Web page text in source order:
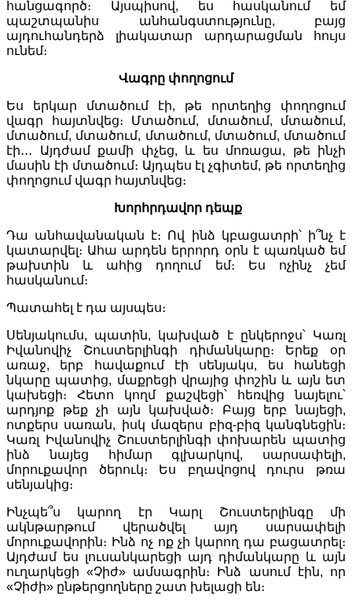
հանցագործ։ Այսպիսով, ես հասկանում եմ
պաշտպանիս անհանգստությունը, բայց
այդուհանդերձ լիակատար արդարացման հույս
ունեմ։
Վագրը փողոցում
Ես երկար մտածում էի, թե որտեղից փողոցում
վագր հայտնվեց։ Մտածում, մտածում, մտածում,
մտածում, մտածում, մտածում, մտածում, մտածում
էի․․․ Այդժամ քամի փչեց, և ես մոռացա, թե ինչի
մասին էի մտածում։ Այդպես էլ չգիտեմ, թե որտեղից
փողոցում վագր հայտնվեց։
Խորհրդավոր դեպք
Դա անհավանական է։ Ով ինձ կբացատրի՝ ի՞նչ է
կատարվել։ Ահա արդեն երրորդ օրն է պառկած եմ
թախտին և ահից դողում եմ։ Ես ոչինչ չեմ
հասկանում։
Պատահել է դա այսպես։
Սենյակումս, պատին, կախված է ընկերոջս՝ Կառլ
Իվանովիչ Շուստերլինգի դիմանկարը։ Երեք օր
առաջ, երբ հավաքում էի սենյակս, ես հանեցի
նկարը պատից, մաքրեցի վրայից փոշին և այն ետ
կախեցի։ Հետո կողմ քաշվեցի՝ հեռվից նայելու՝
արդյոք թեք չի այն կախված։ Բայց երբ նայեցի,
ոտքերս սառան, իսկ մազերս բիզ-բիզ կանգնեցին։
Կառլ Իվանովիչ Շուստերլինգի փոխարեն պատից
ինձ նայեց հիմար գլխարկով, սարսափելի,
մորուքավոր ծերուկ։ Ես բղավոցով դուրս թռա
սենյակից։
Ինչպե՞ս կարող էր Կարլ Շուստերլինգը մի
ակնթարթում վերածվել այդ սարսափելի
մորուքավորին։ Ինձ ոչ ոք չի կարող դա բացատրել։
Այդժամ ես լուսանկարեցի այդ դիմանկարը և այն
ուղարկեցի «Չիժ» ամսագրին։ Ինձ ասում էին, որ
«Չիժի» ընթերցողները շատ խելացի են։